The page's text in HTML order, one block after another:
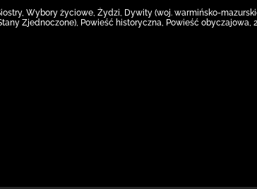
Wybory życiowe, Żydzi, Dywity (woj. warmińsko-
Zjednoczone), Powieść historyczna, Powieść obyczajowa,